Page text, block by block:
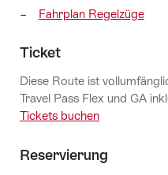
Fahrplan Regelzüge
Ticket
Diese Route ist
Travel Pass Flex und GA
Tickets buchen
Reservierung